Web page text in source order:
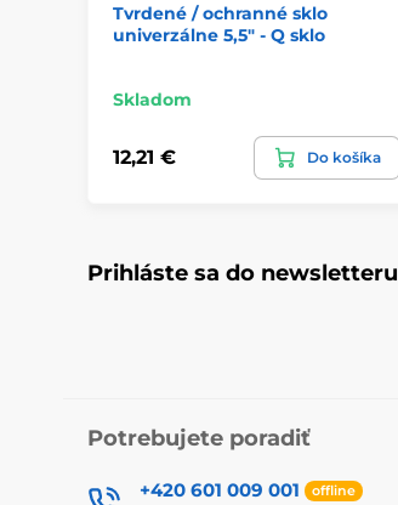
Tvrdené / ochranné sklo
univerzálne 5,5" - Q sklo
Skladom
12,21 € Do košíka
Prihláste sa do newsletteru
Potrebujete poradiť
+420 601 009 001 offline